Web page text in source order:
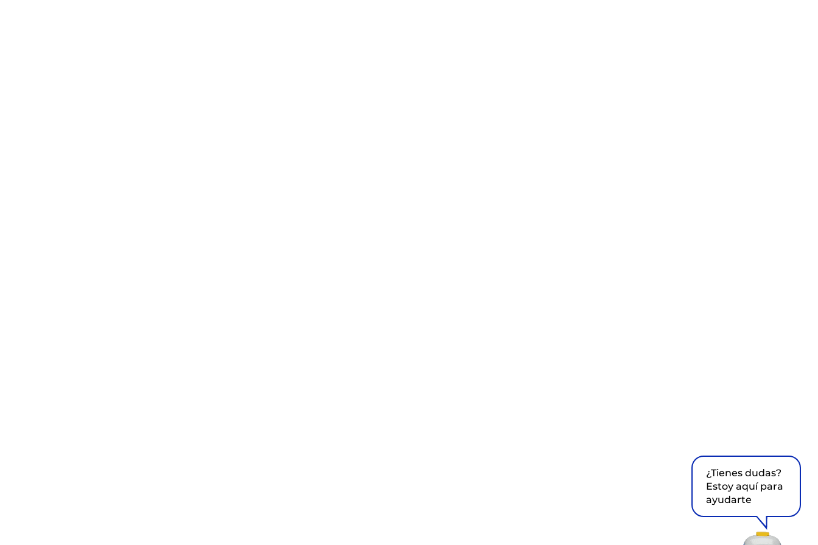
¿Tienes dudas?
Estoy aquí para
ayudarte